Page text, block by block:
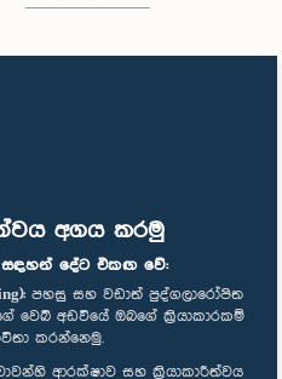
අගය කරමු
දේට එකඟ වේ:
පහසු සහ වඩාත් පුද්ගලාරෝපිත
වෙබ් අඩවියේ ඔබගේ ක්‍රියාකාරකම්
කරන්නෙමු.
ආරක්ෂාව සහ ක්‍රියාකාරීත්වය